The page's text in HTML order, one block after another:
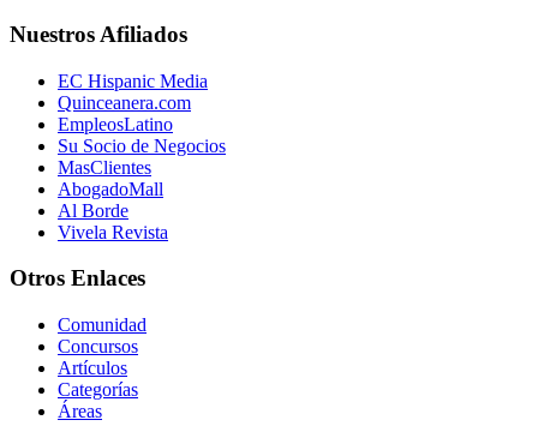
Nuestros Afiliados
EC Hispanic Media
Quinceanera.com
EmpleosLatino
Su Socio de Negocios
MasClientes
AbogadoMall
Al Borde
Vivela Revista
Otros Enlaces
Comunidad
Concursos
Artículos
Categorías
Áreas